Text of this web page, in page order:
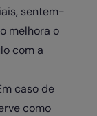
sentem-
melhora o
com a
caso de
como